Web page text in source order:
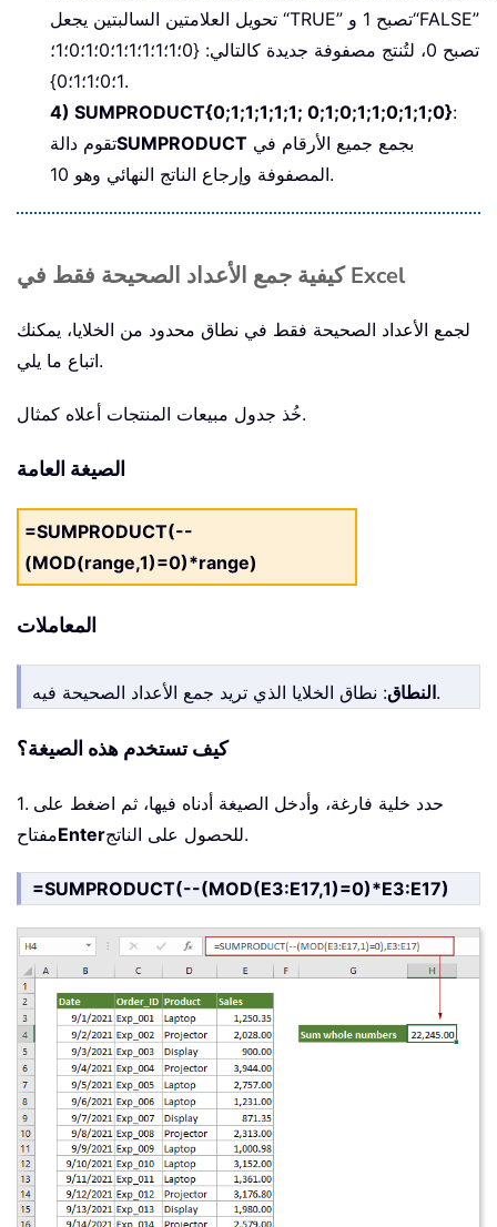
تحويل العلامتين السالبتين يجعل “TRUE” تصبح 1 و“FALSE”
تصبح 0، لتُنتج مصفوفة جديدة كالتالي: {0؛1؛1؛1؛1؛1؛0؛1؛0؛1؛
1؛0؛1؛1؛0}.
4) SUMPRODUCT{0;1;1;1;1;1; 0;1;0;1;1;0;1;1;0}:
تقوم دالةSUMPRODUCT
المصفوفة وإرجاع الناتج النهائي وهو 10.
كيفية جمع الأعداد الصحيحة فقط في Excel
لجمع الأعداد الصحيحة فقط في نطاق محدود من الخلايا، يمكنك
اتباع ما يلي.
خُذ جدول مبيعات المنتجات أعلاه كمثال.
الصيغة العامة
=SUMPRODUCT(--
(MOD(range,1)=0)*range)
المعاملات
النطاق: نطاق الخلايا الذي تريد جمع الأعداد الصحيحة فيه.
كيف تستخدم هذه الصيغة؟
1. حدد خلية فارغة، وأدخل الصيغة أدناه فيها، ثم اضغط على
مفتاحEnter للحصول على الناتج.
=SUMPRODUCT(--(MOD(E3:E17,1)=0)*E3:E17)